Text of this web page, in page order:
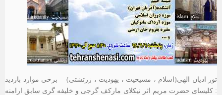
تور ادیان الهی(اسلام ، مسیحیت ، یهودیت ، زرتشتی) برخی موارد بازدید
: کلیسای حضرت مریم اثر نیکلای مارکف گرجی و خلیفه گری سابق ارامنه